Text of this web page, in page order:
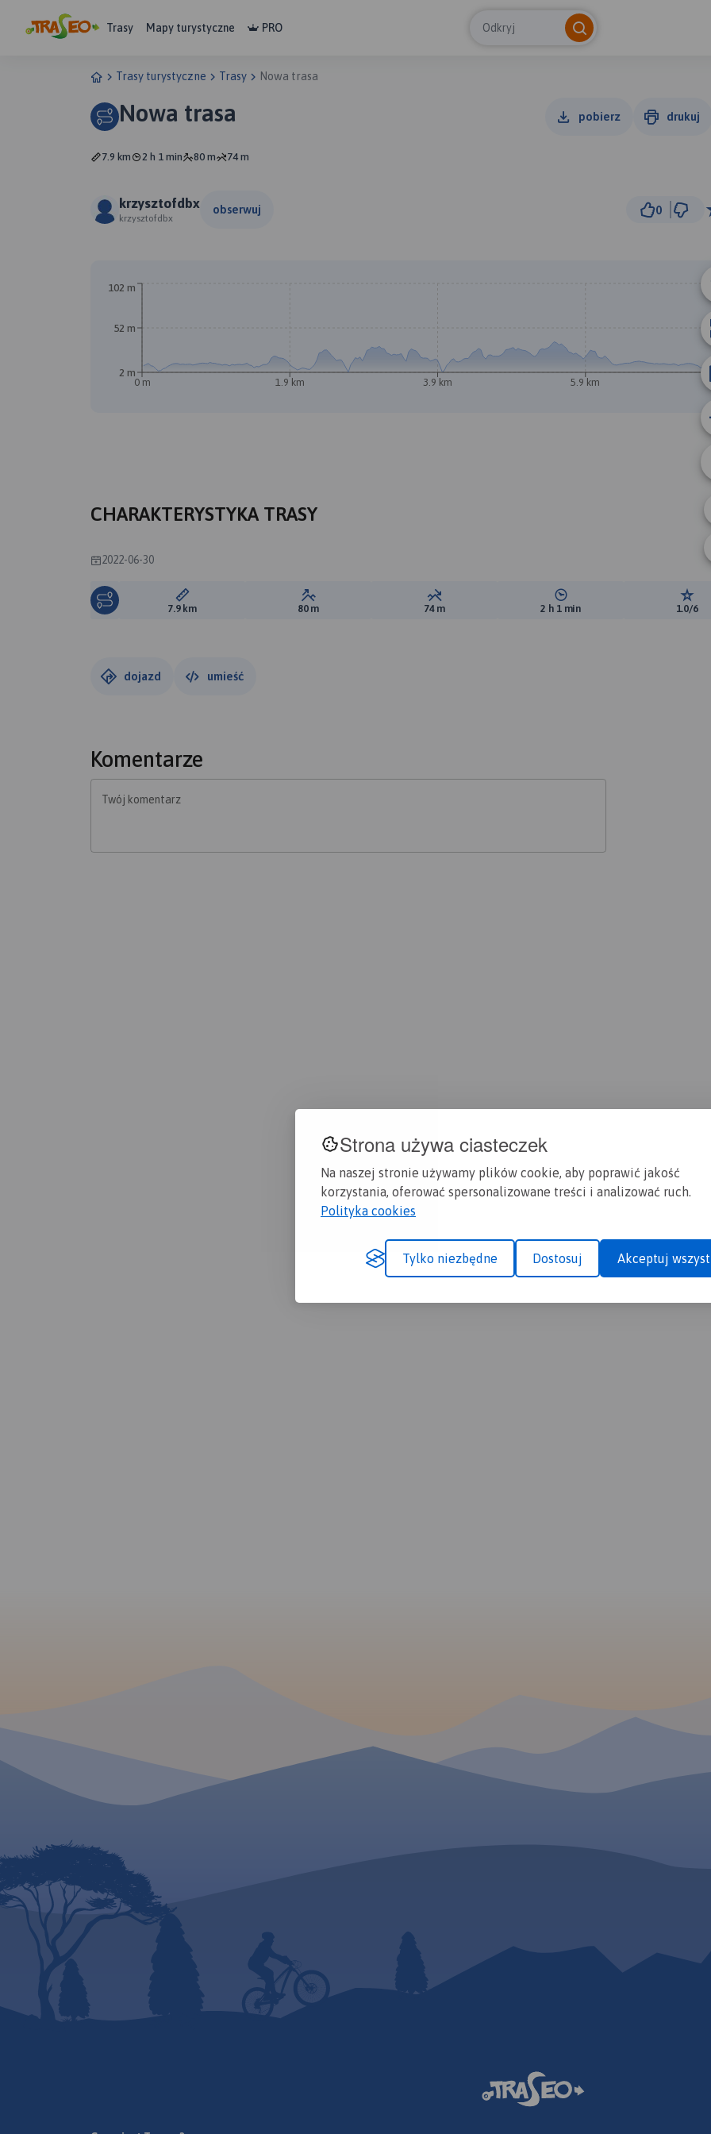
Strona używa ciasteczek
Na naszej stronie używamy plików cookie, aby poprawić jakość
korzystania, oferować spersonalizowane treści i analizować ruch.
Polityka cookies
Tylko niezbędne Dostosuj Akceptuj
Trasy Mapy turystyczne PRO Odkryj
Trasy turystyczne Trasy Nowa trasa
Nowa trasa pobierz drukuj
7.9 km 2 h 1 min 80 m 74 m
krzysztofdbx
krzysztofdbx
obserwuj 0
0 m 1.9 km 3.9 km 5.9 km
2 m
52 m
102 m
CHARAKTERYSTYKA TRASY
2022-06-30
Długość trasy:
7.9 km Suma przewyższeń:
80 m Suma spadków:
74 m Średni czas potrzebny na
2 h 1 min 1.0/6
dojazd umieść
Komentarze
Twój komentarz